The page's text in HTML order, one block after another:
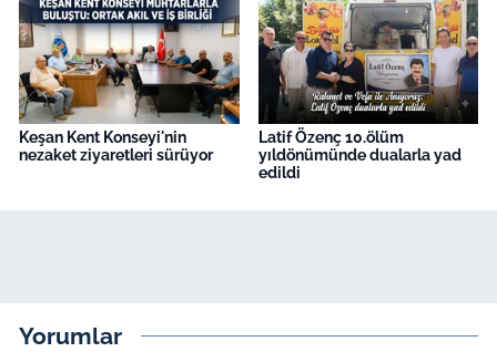
Keşan Kent Konseyi'nin
nezaket ziyaretleri sürüyor
Latif Özenç 10.ölüm
yıldönümünde dualarla yad
edildi
Yorumlar